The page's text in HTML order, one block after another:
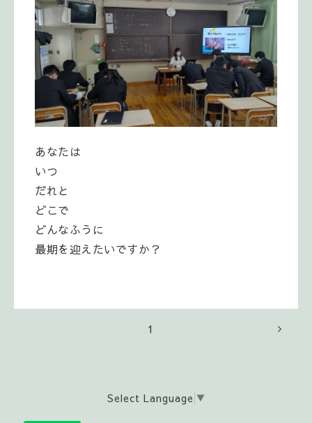
あなたは
いつ
だれと
どこで
どんなふうに
最期を迎えたいですか？
1
Select Language ▼